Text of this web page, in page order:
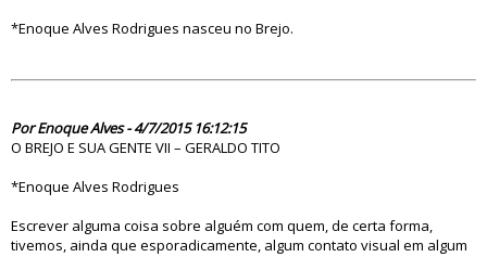
*Enoque Alves Rodrigues nasceu no Brejo.
Por Enoque Alves - 4/7/2015 16:12:15
O BREJO E SUA GENTE VII – GERALDO TITO
*Enoque Alves Rodrigues
Escrever alguma coisa sobre alguém com quem, de certa forma,
tivemos, ainda que esporadicamente, algum contato visual em algum